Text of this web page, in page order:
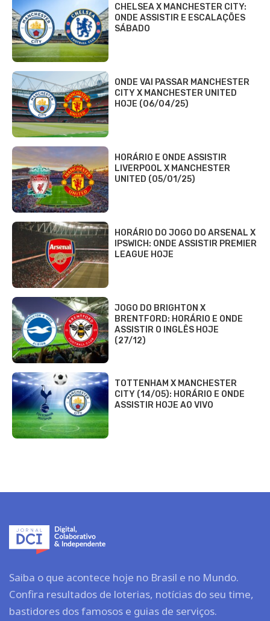
CHELSEA X MANCHESTER CITY:
ONDE ASSISTIR E ESCALAÇÕES
SÁBADO
ONDE VAI PASSAR MANCHESTER
CITY X MANCHESTER UNITED
HOJE (06/04/25)
HORÁRIO E ONDE ASSISTIR
LIVERPOOL X MANCHESTER
UNITED (05/01/25)
HORÁRIO DO JOGO DO ARSENAL X
IPSWICH: ONDE ASSISTIR PREMIER
LEAGUE HOJE
JOGO DO BRIGHTON X
BRENTFORD: HORÁRIO E ONDE
ASSISTIR O INGLÊS HOJE
(27/12)
TOTTENHAM X MANCHESTER
CITY (14/05): HORÁRIO E ONDE
ASSISTIR HOJE AO VIVO
Saiba o que acontece hoje no Brasil e no Mundo.
Confira resultados de loterias, notícias do seu time,
bastidores dos famosos e guias de serviços.